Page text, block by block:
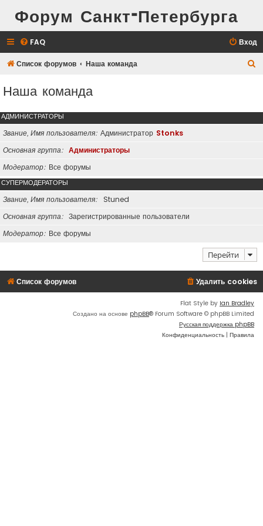
Форум Санкт-Петербурга
FAQ Вход
Список форумов Наша команда
к
Наша команда
АДМИНИСТРАТОРЫ
Звание, Имя пользователя Администратор Stonks
Основная группа
Администраторы
Модератор Все форумы
СУПЕРМОДЕРАТОРЫ
Звание, Имя пользователя
Stuned
Основная группа
Зарегистрированные пользователи
Модератор Все форумы
Перейти
Список форумов Удалить cookies
Flat Style by Ian Bradley
Создано на основе phpBB® Forum Software © phpBB Limited
Русская поддержка phpBB
Конфиденциальность | Правила